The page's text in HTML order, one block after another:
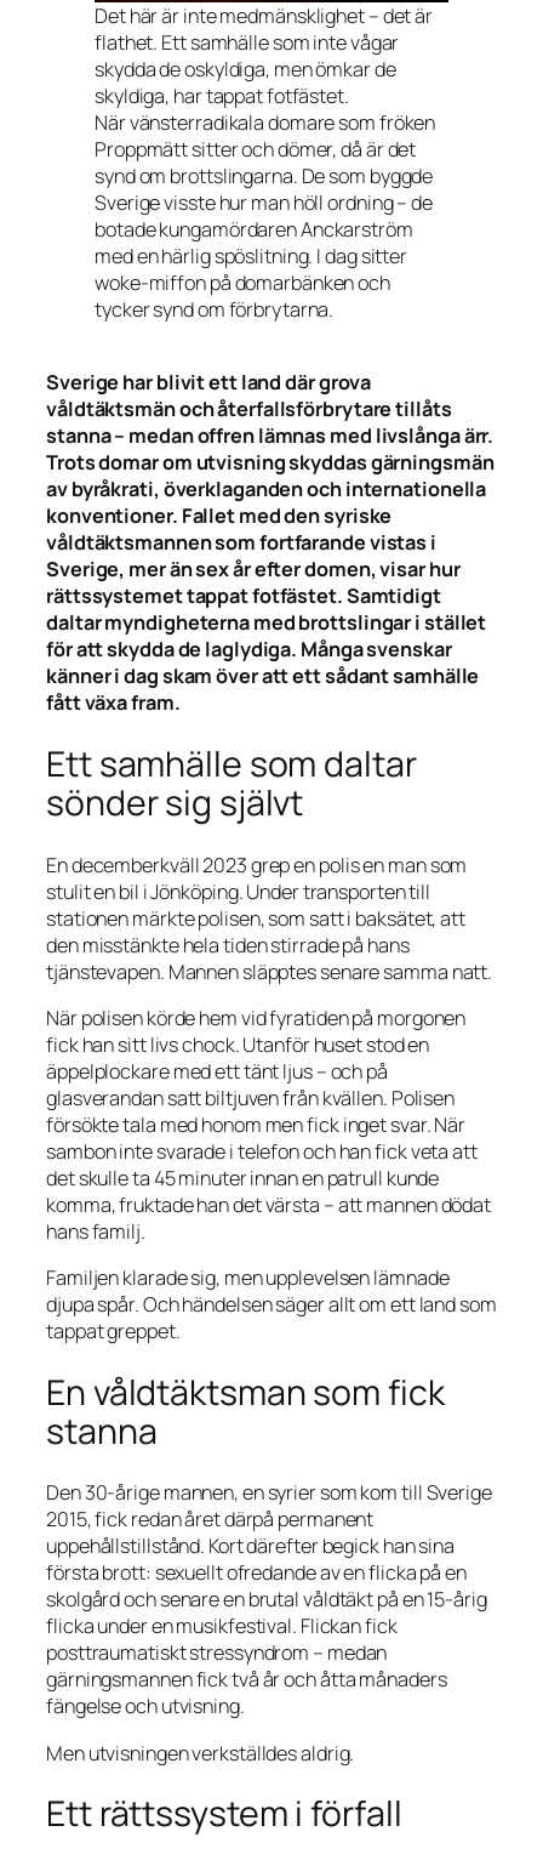
Det här är inte medmänsklighet – det är
flathet. Ett samhälle som inte vågar
skydda de oskyldiga, men ömkar de
skyldiga, har tappat fotfästet.
När vänsterradikala domare som fröken
Proppmätt sitter och dömer, då är det
synd om brottslingarna. De som byggde
Sverige visste hur man höll ordning – de
botade kungamördaren Anckarström
med en härlig spöslitning. I dag sitter
woke-miffon på domarbänken och
tycker synd om förbrytarna.
Sverige har blivit ett land där grova
våldtäktsmän och återfallsförbrytare tillåts
stanna – medan offren lämnas med livslånga ärr.
Trots domar om utvisning skyddas gärningsmän
av byråkrati, överklaganden och internationella
konventioner. Fallet med den syriske
våldtäktsmannen som fortfarande vistas i
Sverige, mer än sex år efter domen, visar hur
rättssystemet tappat fotfästet. Samtidigt
daltar myndigheterna med brottslingar i stället
för att skydda de laglydiga. Många svenskar
känner i dag skam över att ett sådant samhälle
fått växa fram.
Ett samhälle som daltar
sönder sig självt
En decemberkväll 2023 grep en polis en man som
stulit en bil i Jönköping. Under transporten till
stationen märkte polisen, som satt i baksätet, att
den misstänkte hela tiden stirrade på hans
tjänstevapen. Mannen släpptes senare samma natt.
När polisen körde hem vid fyratiden på morgonen
fick han sitt livs chock. Utanför huset stod en
äppelplockare med ett tänt ljus – och på
glasverandan satt bil­tjuven från kvällen. Polisen
försökte tala med honom men fick inget svar. När
sambon inte svarade i telefon och han fick veta att
det skulle ta 45 minuter innan en patrull kunde
komma, fruktade han det värsta – att mannen dödat
hans familj.
Familjen klarade sig, men upplevelsen lämnade
djupa spår. Och händelsen säger allt om ett land som
tappat greppet.
En våldtäktsman som fick
stanna
Den 30-årige mannen, en syrier som kom till Sverige
2015, fick redan året därpå permanent
uppehållstillstånd. Kort därefter begick han sina
första brott: sexuellt ofredande av en flicka på en
skolgård och senare en brutal våldtäkt på en 15-årig
flicka under en musikfestival. Flickan fick
posttraumatiskt stressyndrom – medan
gärningsmannen fick två år och åtta månaders
fängelse och utvisning.
Men utvisningen verkställdes aldrig.
Ett rättssystem i förfall